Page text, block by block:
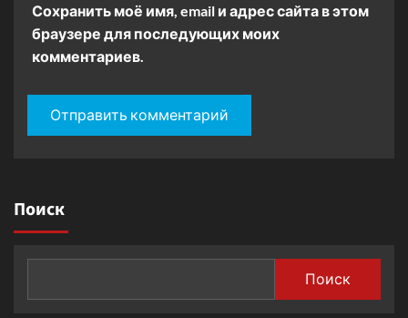
Сохранить моё имя, email и адрес сайта в этом
браузере для последующих моих
комментариев.
Поиск
Поиск